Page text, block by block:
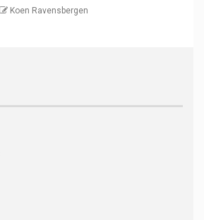
Koen Ravensbergen